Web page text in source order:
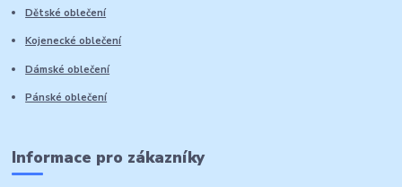
Dětské oblečení
Kojenecké oblečení
Dámské oblečení
Pánské oblečení
Informace pro zákazníky